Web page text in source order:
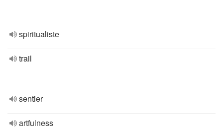
spiritualiste
trail
sentier
artfulness